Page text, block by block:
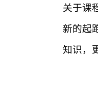
关于课
新的起
知识，